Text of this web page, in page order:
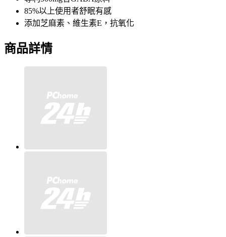
85%以上使用者舒眠有感
添加芝麻素、維生素E，抗氧化
商品詳情